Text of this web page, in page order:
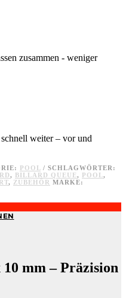
zusammen - weniger
weiter – vor und
POOL
SCHLAGWÖRTER:
, BILLARD QUEUE, POOL,
, ZUBEHÖR MARKE:
mm – Präzision